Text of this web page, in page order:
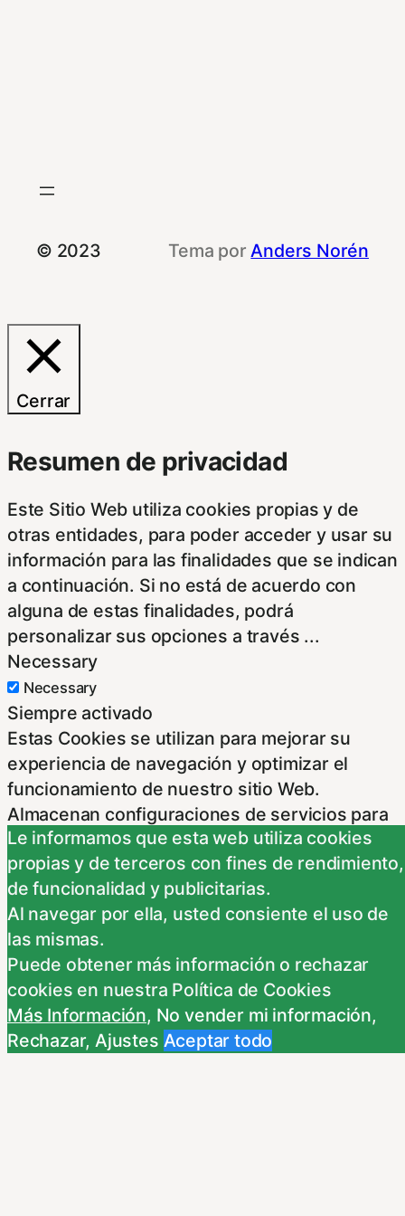
© 2023 Tema por Anders Norén
Le informamos que esta web utiliza cookies
propias y de terceros con fines de rendimiento,
de funcionalidad y publicitarias.
Al navegar por ella, usted consiente el uso de
las mismas.
Puede obtener más información o rechazar
cookies en nuestra Política de Cookies
Más Información, No vender mi información,
Rechazar,Ajustes Aceptar todo
Cerrar
Resumen de privacidad
Este Sitio Web utiliza cookies propias y de
otras entidades, para poder acceder y usar su
información para las finalidades que se indican
a continuación. Si no está de acuerdo con
alguna de estas finalidades, podrá
personalizar sus opciones a través ...
Necessary
Necessary
Siempre activado
Estas Cookies se utilizan para mejorar su
experiencia de navegación y optimizar el
funcionamiento de nuestro sitio Web.
Almacenan configuraciones de servicios para
que no tenga que reconfigurarlos cada vez
que nos visite. Para saber más puedes
dirigirte a nuestra politica de cookies.
Non-necessary
Non-necessary
Estas cookies no son necesarias para el
funcionamiento del sitio y pueden ser
rechazadas. Para saber más puedes dirigirte a
nuestra politica de cookies. Si cambias los